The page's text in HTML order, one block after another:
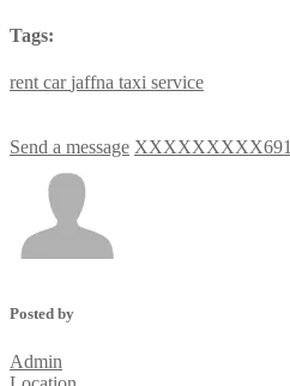
Tags:
rent carjaffna taxi service
Send a message XXXXXXXXX691
Posted by
Admin